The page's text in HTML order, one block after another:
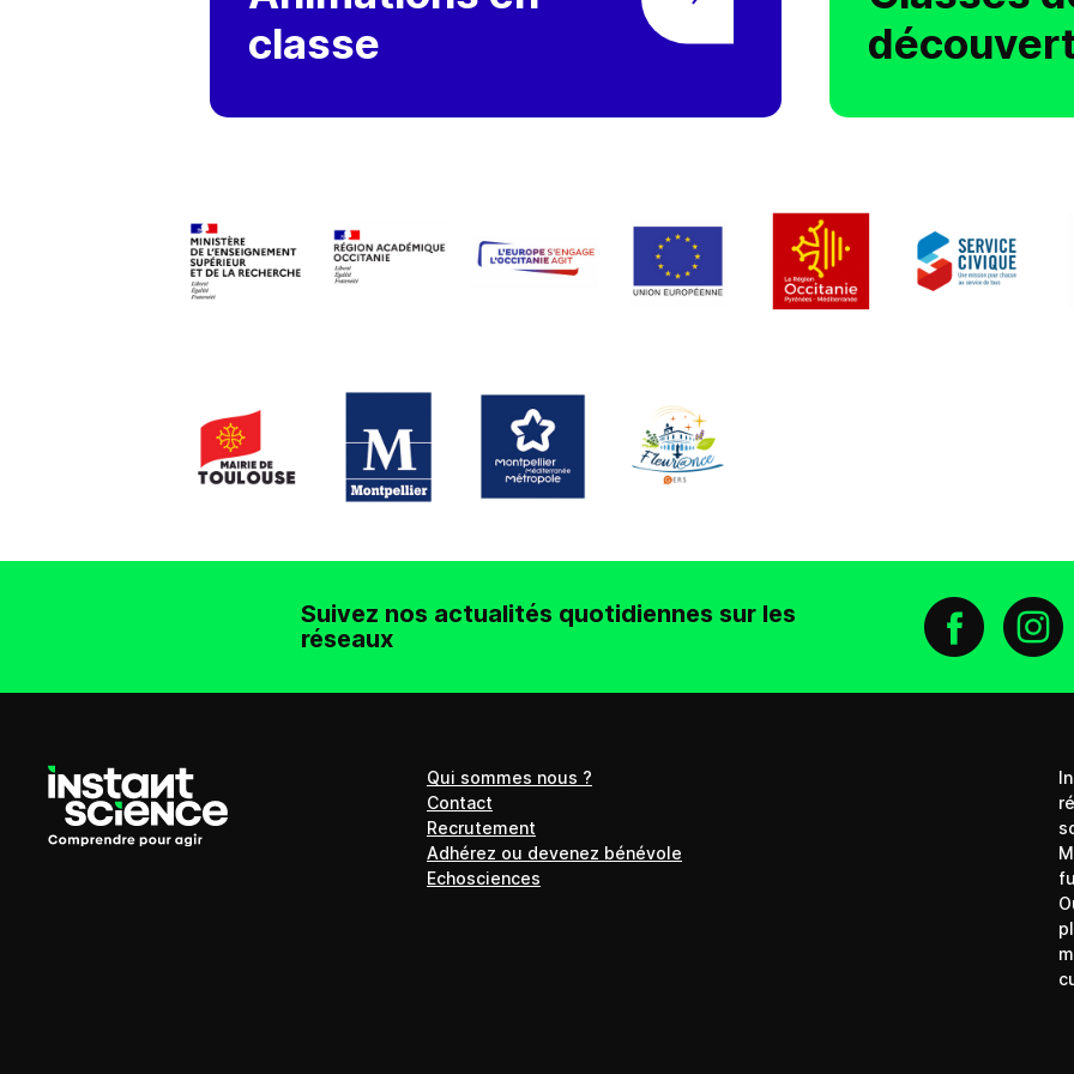
classe
Suivez nos actualités quotidiennes sur les
réseaux
Qui sommes nous ?
Contact
Recrutement
Adhérez ou devenez bénévole
Echosciences